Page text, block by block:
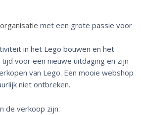
organisatie met een grote passie voor
in het Lego bouwen en het
voor een nieuwe uitdaging en zijn
van Lego. Een mooie webshop
niet ontbreken.
de verkoop zijn: